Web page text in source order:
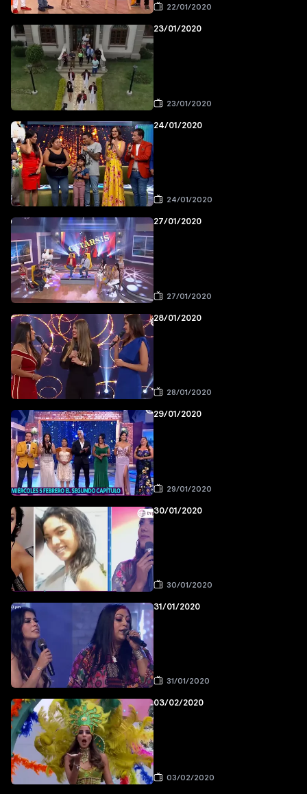
22/01/2020
23/01/2020
23/01/2020
24/01/2020
24/01/2020
27/01/2020
27/01/2020
28/01/2020
28/01/2020
29/01/2020
29/01/2020
30/01/2020
30/01/2020
31/01/2020
31/01/2020
03/02/2020
03/02/2020